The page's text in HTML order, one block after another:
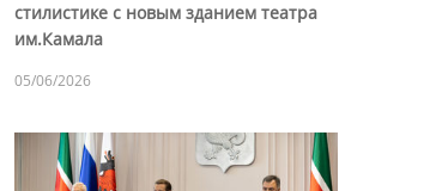
стилистике с новым зданием театра
им.Камала
05/06/2026